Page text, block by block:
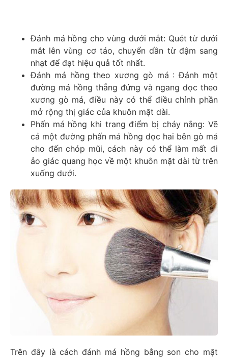
Đánh má hồng cho vùng dưới mắt: Quét từ dưới
mắt lên vùng cơ táo, chuyển dần từ đậm sang
nhạt để đạt hiệu quả tốt nhất.
Đánh má hồng theo xương gò má : Đánh một
đường má hồng thẳng đứng và ngang dọc theo
xương gò má, điều này có thể điều chỉnh phần
mở rộng thị giác của khuôn mặt dài.
Phấn má hồng khi trang điểm bị cháy nắng: Vẽ
cả một đường phấn má hồng dọc hai bên gò má
cho đến chóp mũi, cách này có thể làm mất đi
ảo giác quang học về một khuôn mặt dài từ trên
xuống dưới.
Trên đây là cách đánh má hồng bằng son cho mặt